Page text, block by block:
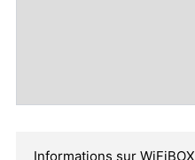
Informations sur WiFiBOX